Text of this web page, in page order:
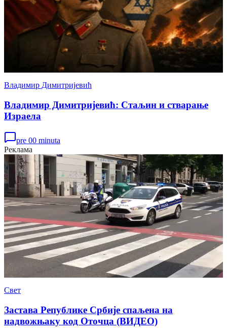
Владимир Димитријевић
Владимир Димитријевић: Стаљин и стварање
Израела
pre 00 minuta
Реклама
Свет
Застава Републике Србије спаљена на
надвожњаку код Оточца (ВИДЕО)